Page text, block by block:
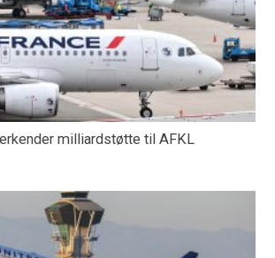
milliardstøtte til AFKL